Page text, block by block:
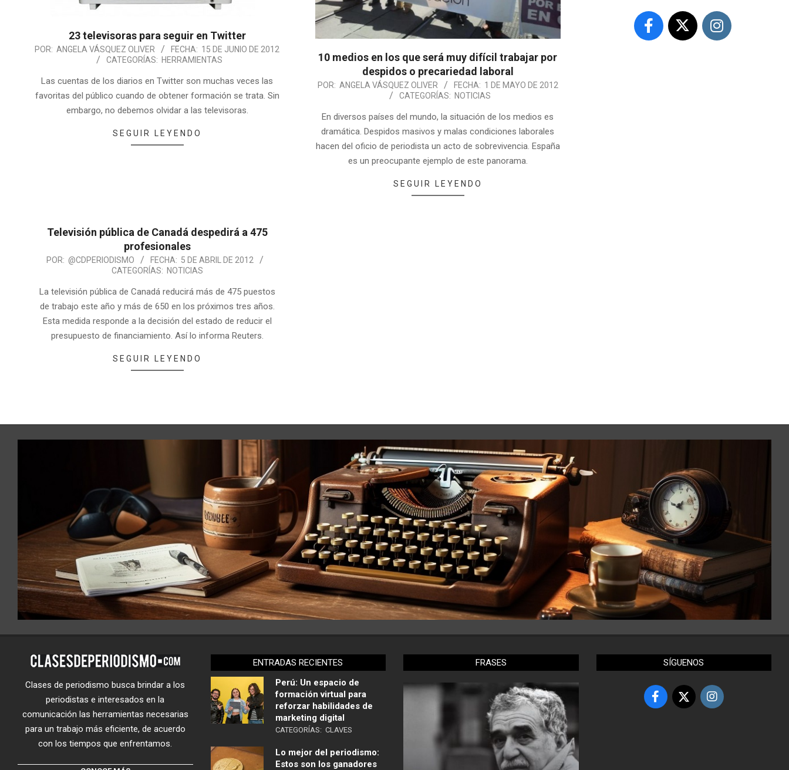
23 televisoras para seguir en Twitter
POR: ANGELA VÁSQUEZ OLIVER FECHA: 15 DE JUNIO DE 2012
CATEGORÍAS: HERRAMIENTAS
Las cuentas de los diarios en Twitter son muchas veces las
favoritas del público cuando de obtener formación se trata. Sin
embargo, no debemos olvidar a las televisoras.
SEGUIR LEYENDO
10 medios en los que será muy difícil trabajar por
despidos o precariedad laboral
POR: ANGELA VÁSQUEZ OLIVER FECHA: 1 DE MAYO DE 2012
CATEGORÍAS: NOTICIAS
En diversos países del mundo, la situación de los medios es
dramática. Despidos masivos y malas condiciones laborales
hacen del oficio de periodista un acto de sobrevivencia. España
es un preocupante ejemplo de este panorama.
SEGUIR LEYENDO
Televisión pública de Canadá despedirá a 475
profesionales
POR: @CDPERIODISMO FECHA: 5 DE ABRIL DE 2012
CATEGORÍAS: NOTICIAS
La televisión pública de Canadá reducirá más de 475 puestos
de trabajo este año y más de 650 en los próximos tres años.
Esta medida responde a la decisión del estado de reducir el
presupuesto de financiamiento. Así lo informa Reuters.
SEGUIR LEYENDO
Clases de periodismo busca brindar a los
periodistas e interesados en la
comunicación las herramientas necesarias
para un trabajo más eficiente, de acuerdo
con los tiempos que enfrentamos.
ENTRADAS RECIENTES
Perú: Un espacio de
formación virtual para
reforzar habilidades de
marketing digital
CATEGORÍAS: CLAVES
Lo mejor del periodismo:
Estos son los ganadores
FRASES SÍGUENOS